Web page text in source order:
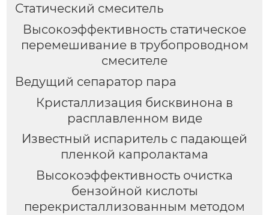
Статический смеситель
Высокоэффективность статическое
перемешивание в трубопроводном
смесителе
Ведущий сепаратор пара
Кристаллизация бисквинона в
расплавленном виде
Известный испаритель с падающей
пленкой капролактама
Высокоэффективность очистка
бензойной кислоты
перекристаллизованным методом